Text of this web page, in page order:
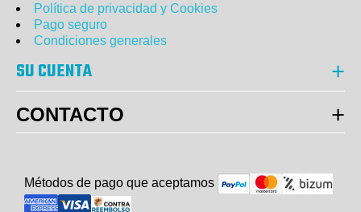
Política de privacidad y Cookies
Pago seguro
Condiciones generales
SU CUENTA
CONTACTO
Métodos de pago que aceptamos